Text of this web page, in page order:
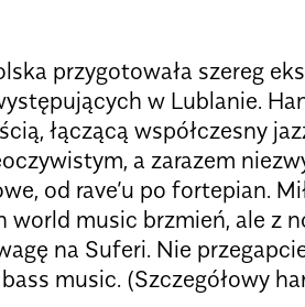
przygotowała szereg
w Lublanie.
łączącą współczesny
a zarazem
od rave’u po fortepian.
music brzmień, ale z
na Suferi. Nie
music. (Szczegółowy